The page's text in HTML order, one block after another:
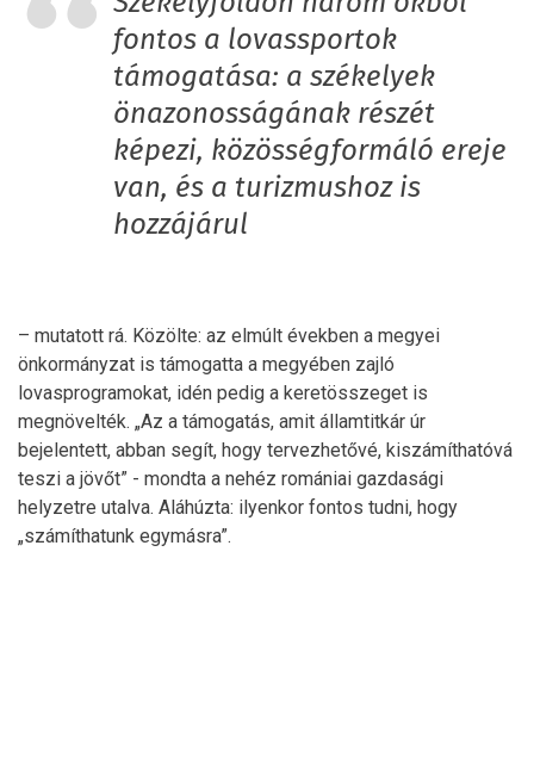
fontos a lovassportok
támogatása: a székelyek
önazonosságának részét
képezi, közösségformáló ereje
van, és a turizmushoz is
hozzájárul
– mutatott rá. Közölte: az elmúlt években a megyei
önkormányzat is támogatta a megyében zajló
lovasprogramokat, idén pedig a keretösszeget is
megnövelték. „Az a támogatás, amit államtitkár úr
bejelentett, abban segít, hogy tervezhetővé, kiszámíthatóvá
teszi a jövőt” - mondta a nehéz romániai gazdasági
helyzetre utalva. Aláhúzta: ilyenkor fontos tudni, hogy
„számíthatunk egymásra”.